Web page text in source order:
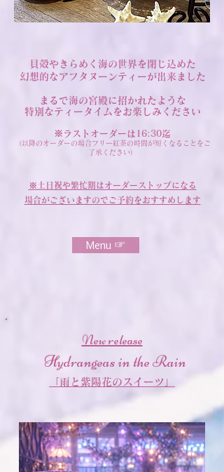
貝殻やきらめく海の世界を閉じ込めた
幻想的なアフタヌーンティーが出来ました
まるで海の宮殿に招かれたような
特別なティータイムをお楽しみください
※ラストオーダーは16:30迄
（以降のオーダーの場合フリー紅茶の時間が短くなることをご
了承ください）
​※土日祝や繁忙期はオーダーストップになる
場合がございますのでご予約をおすすめします
Menu ☞
New release
Hydrangeas in the Rain
「雨と紫陽花のスイーツ」